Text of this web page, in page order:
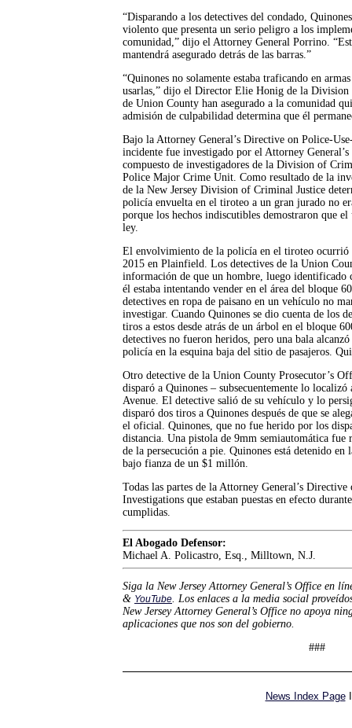
“Disparando a los detectives del condado,
violento que presenta un serio peligro a los
comunidad,” dijo el Attorney General Porrino.
mantendrá asegurado detrás de las barras.”
“Quinones no solamente estaba traficando en
usarlas,” dijo el Director Elie Honig de la Division
de Union County han asegurado a la comunidad
admisión de culpabilidad determina que él
Bajo la Attorney General’s Directive on Police-
incidente fue investigado por el Attorney General’s
compuesto de investigadores de la Division of
Police Major Crime Unit. Como resultado de la
de la New Jersey Division of Criminal Justice
policía envuelta en el tiroteo a un gran jurado no
porque los hechos indiscutibles demostraron que
ley.
El envolvimiento de la policía en el tiroteo ocurrió
2015 en Plainfield. Los detectives de la Union
información de que un hombre, luego identificado
él estaba intentando vender en el área del bloque
detectives en ropa de paisano en un vehículo no
investigar. Cuando Quinones se dio cuenta de los
tiros a estos desde atrás de un árbol en el bloque
detectives no fueron heridos, pero una bala
policía en la esquina baja del sitio de pasajeros.
Otro detective de la Union County Prosecutor’s
disparó a Quinones – subsecuentemente lo
Avenue. El detective salió de su vehículo y lo
disparó dos tiros a Quinones después de que se
el oficial. Quinones, que no fue herido por los
distancia. Una pistola de 9mm semiautomática
de la persecución a pie. Quinones está detenido
bajo fianza de un $1 millón.
Todas las partes de la Attorney General’s
Investigations que estaban puestas en efecto
cumplidas.
El Abogado Defensor:
Michael A. Policastro, Esq., Milltown, N.J.
Siga la New Jersey Attorney General’s Office en
& YouTube. Los enlaces a la media social
New Jersey Attorney General’s Office no apoya
aplicaciones que nos son del gobierno.
###
News Index Page